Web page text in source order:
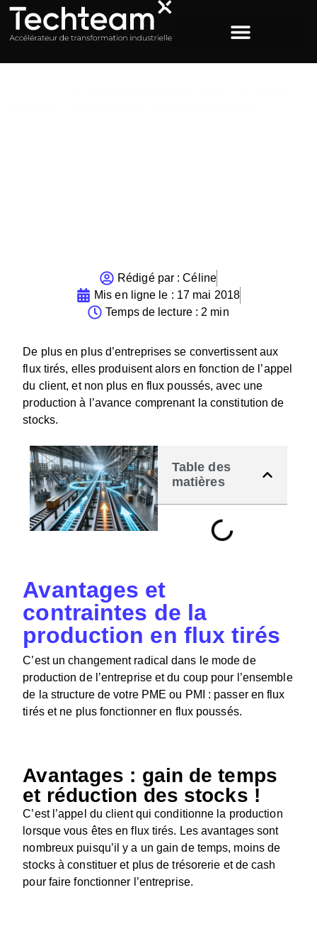
Rédigé par :Céline
Mis en ligne le : 17 mai 2018
Temps de lecture : 2 min
De plus en plus d’entreprises se convertissent aux
flux tirés, elles produisent alors en fonction de l’appel
du client, et non plus en flux poussés, avec une
production à l’avance comprenant la constitution de
stocks.
Table des
matières
Avantages et
contraintes de la
production en flux tirés
C’est un changement radical dans le mode de
production de l’entreprise et du coup pour l’ensemble
de la structure de votre PME ou PMI : passer en flux
tirés et ne plus fonctionner en flux poussés.
Avantages : gain de temps
et réduction des stocks !
C’est l’appel du client qui conditionne la production
lorsque vous êtes en flux tirés. Les avantages sont
nombreux puisqu’il y a un gain de temps, moins de
stocks à constituer et plus de trésorerie et de cash
pour faire fonctionner l’entreprise.